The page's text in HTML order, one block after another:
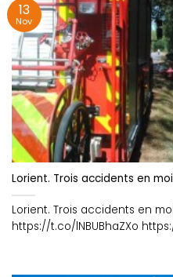
Lorient. Trois accidents en
Lorient. Trois accidents en
https://t.co/lNBUBhaZXo
13
Nov